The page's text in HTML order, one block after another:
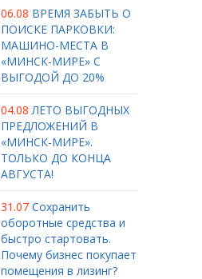
06.08 ВРЕМЯ ЗАБЫТЬ О
ПОИСКЕ ПАРКОВКИ:
МАШИНО-МЕСТА В
«МИНСК-МИРЕ» С
ВЫГОДОЙ ДО 20%
04.08 ЛЕТО ВЫГОДНЫХ
ПРЕДЛОЖЕНИЙ В
«МИНСК-МИРЕ».
ТОЛЬКО ДО КОНЦА
АВГУСТА!
31.07 Сохранить
оборотные средства и
быстро стартовать.
Почему бизнес покупает
помещения в лизинг?